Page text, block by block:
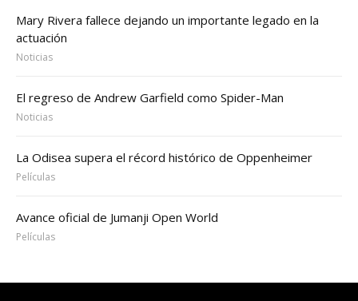
Mary Rivera fallece dejando un importante legado en la
actuación
Noticias
El regreso de Andrew Garfield como Spider-Man
Noticias
La Odisea supera el récord histórico de Oppenheimer
Películas
Avance oficial de Jumanji Open World
Películas